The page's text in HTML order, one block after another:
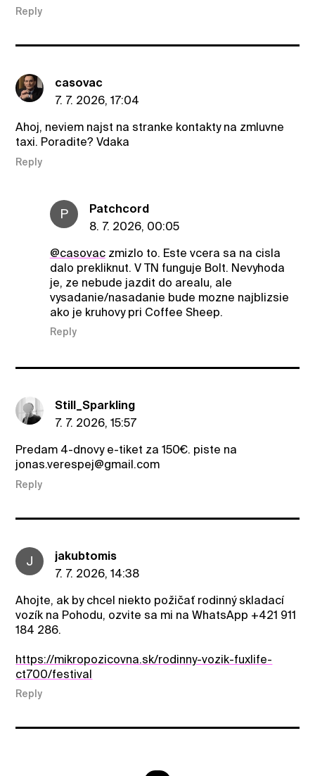
Reply
casovac
7. 7. 2026, 17:04
Ahoj, neviem najst na stranke kontakty na zmluvne
taxi. Poradite? Vdaka
Reply
P
Patchcord
8. 7. 2026, 00:05
@casovaczmizlo to. Este vcera sa na cisla
dalo prekliknut. V TN funguje Bolt. Nevyhoda
je, ze nebude jazdit do arealu, ale
vysadanie/nasadanie bude mozne najblizsie
ako je kruhovy pri Coffee Sheep.
Reply
Still_Sparkling
7. 7. 2026, 15:57
Predam 4-dnovy e-tiket za 150€. piste na
jonas.verespej@gmail.com
Reply
J
jakubtomis
7. 7. 2026, 14:38
Ahojte, ak by chcel niekto požičať rodinný skladací
vozík na Pohodu, ozvite sa mi na WhatsApp +421 911
184 286.
https://mikropozicovna.sk/rodinny-vozik-fuxlife-
ct700/festival
Reply